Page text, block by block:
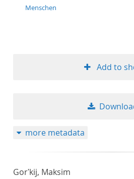
Menschen
Add to
more metadata
Gorʹkij, Maksim